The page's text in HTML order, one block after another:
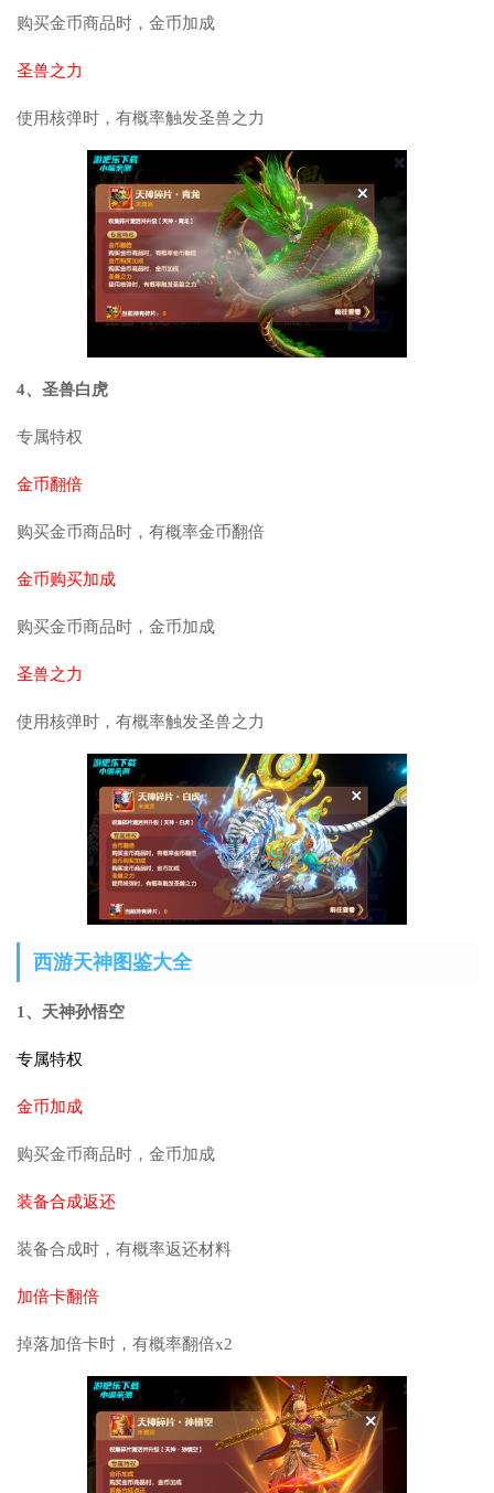
购买金币商品时，金币加成
圣兽之力
使用核弹时，有概率触发圣兽之力
4、圣兽白虎
专属特权
金币翻倍
购买金币商品时，有概率金币翻倍
金币购买加成
购买金币商品时，金币加成
圣兽之力
使用核弹时，有概率触发圣兽之力
西游天神图鉴大全
1、天神孙悟空
专属特权
金币加成
购买金币商品时，金币加成
装备合成返还
装备合成时，有概率返还材料
加倍卡翻倍
掉落加倍卡时，有概率翻倍x2